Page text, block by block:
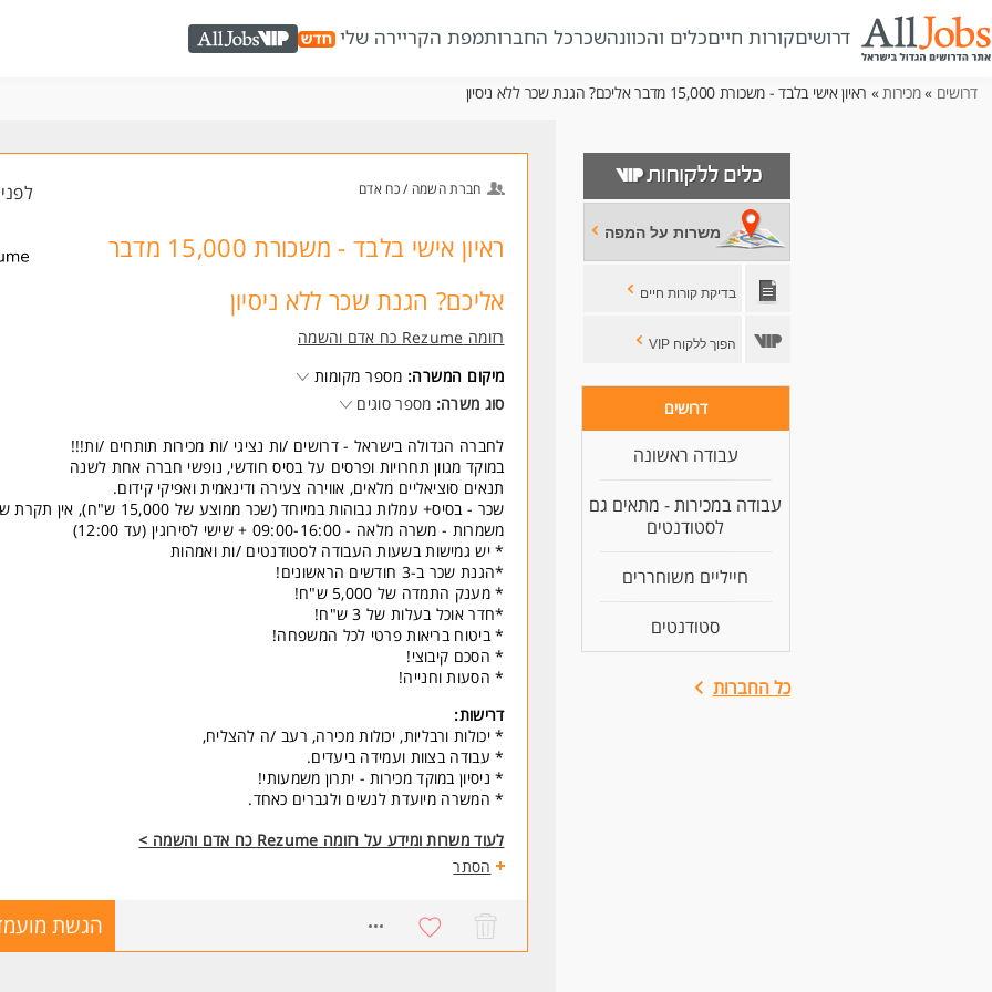
דרושיםקורות חייםכלים והכוונהשכרכל החברותמפת הקריירה שלי AllJobs VIP
דרושים »מכירות» ראיון אישי בלבד - משכורת 15,000 מדבר אליכם? הגנת שכר ללא ניסיון
משרות על המפה
בדיקת קורות חיים
הפוך ללקוח VIP
דרושים
עבודה ראשונה
עבודה במכירות - מתאים גם
לסטודנטים
חייליים משוחררים
סטודנטים
כל החברות
חברת השמה / כח אדם לפני 7 שעות
ראיון אישי בלבד - משכורת 15,000 מדבר
אליכם? הגנת שכר ללא ניסיון
רזומה Rezume כח אדם והשמה
מיקום המשרה: מספר מקומות
סוג משרה: מספר סוגים
לחברה הגדולה בישראל - דרושים /ות נציגי /ות מכירות תותחים /ות!!!
במוקד מגוון תחרויות ופרסים על בסיס חודשי, נופשי חברה אחת לשנה
תנאים סוציאליים מלאים, אווירה צעירה ודינאמית ואפיקי קידום.
שכר - בסיס+ עמלות גבוהות במיוחד (שכר ממוצע של 15,000 ש"ח), אין תקרת שכר!!!
משמרות - משרה מלאה - 09:00-16:00 + שישי לסירוגין (עד 12:00)
* יש גמישות בשעות העבודה לסטודנטים /ות ואמהות
*הגנת שכר ב-3 חודשים הראשונים!
* מענק התמדה של 5,000 ש"ח!
*חדר אוכל בעלות של 3 ש"ח!
* ביטוח בריאות פרטי לכל המשפחה!
* הסכם קיבוצי!
* הסעות וחנייה!
דרישות:
* יכולות ורבליות, יכולות מכירה, רעב /ה להצליח,
* עבודה בצוות ועמידה ביעדים.
* ניסיון במוקד מכירות - יתרון משמעותי!
* המשרה מיועדת לנשים ולגברים כאחד.
לעוד משרות ומידע על רזומה Rezume כח אדם והשמה >
הסתר
הגשת